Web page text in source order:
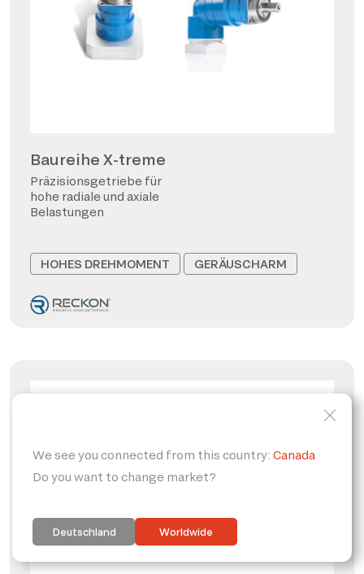
Baureihe X-treme
Präzisionsgetriebe für
hohe radiale und axiale
Belastungen
HOHES DREHMOMENT GERÄUSCHARM